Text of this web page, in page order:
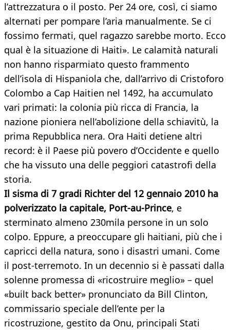
l’attrezzatura o il posto. Per 24 ore, così, ci siamo
alternati per pompare l’aria manualmente. Se ci
fossimo fermati, quel ragazzo sarebbe morto. Ecco
qual è la situazione di Haiti». Le calamità naturali
non hanno risparmiato questo frammento
dell’isola di Hispaniola che, dall’arrivo di Cristoforo
Colombo a Cap Haitien nel 1492, ha accumulato
vari primati: la colonia più ricca di Francia, la
nazione pioniera nell’abolizione della schiavitù, la
prima Repubblica nera. Ora Haiti detiene altri
record: è il Paese più povero d’Occidente e quello
che ha vissuto una delle peggiori catastrofi della
storia.
Il sisma di 7 gradi Richter del 12 gennaio 2010 ha
polverizzato la capitale, Port-au-Prince, e
sterminato almeno 230mila persone in un solo
colpo. Eppure, a preoccupare gli haitiani, più che i
capricci della natura, sono i disastri umani. Come
il post-terremoto. In un decennio si è passati dalla
solenne promessa di «ricostruire meglio» – quel
«built back better» pronunciato da Bill Clinton,
commissario speciale dell’ente per la
ricostruzione, gestito da Onu, principali Stati